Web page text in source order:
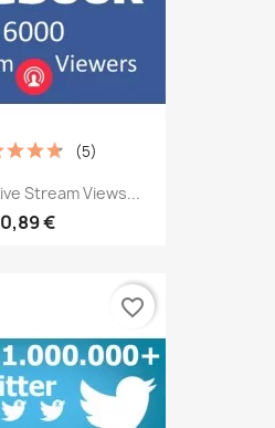
Stream Views...
0,89 €
(5)
favorite_border